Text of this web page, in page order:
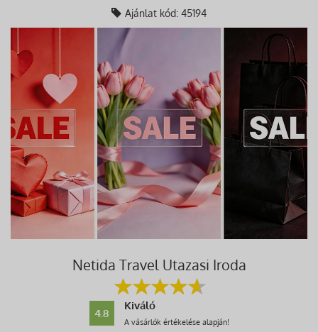
Ajánlat kód: 45194
Netida Travel Utazasi Iroda
4.8
Kiváló
A vásárlók értékelése alapján!